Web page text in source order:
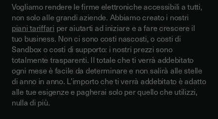
Vogliamo rendere le firme elettroniche accessibili a tutti,
non solo alle grandi aziende. Abbiamo creato i nostri
piani tariffari per aiutarti ad iniziare e a fare crescere il
tuo business. Non ci sono costi nascosti, o costi di
Sandbox o costi di supporto: i nostri prezzi sono
totalmente trasparenti. Il totale che ti verrà addebitato
ogni mese è facile da determinare e non salirà alle stelle
di anno in anno. L’importo che ti verrà addebitato è adatto
alle tue esigenze e pagherai solo per quello che utilizzi,
nulla di più.